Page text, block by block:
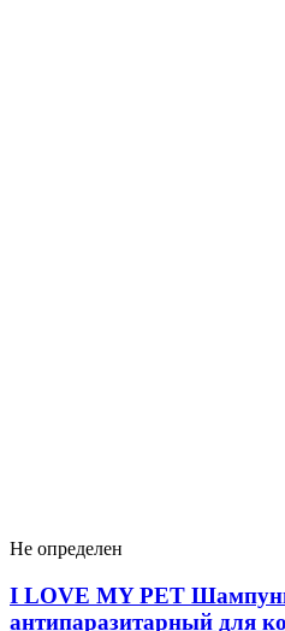
Не определен
I LOVЕ MY PET
антипаразитарный для